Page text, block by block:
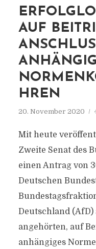
AUF
HREN
20. November 2020
Mit heute
Zweite Senat des
einen Antrag von
Deutschen
Deutschland
angehörten, auf
anhängiges